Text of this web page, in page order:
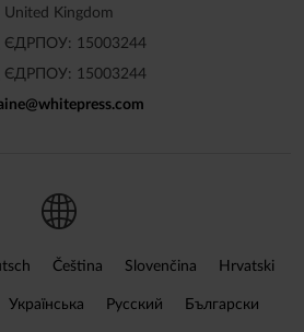
United Kingdom
ЄДРПОУ: 15003244
ЄДРПОУ: 15003244
@whitepress.com
Čeština Slovenčina Hrvatski
Українська Русский Български